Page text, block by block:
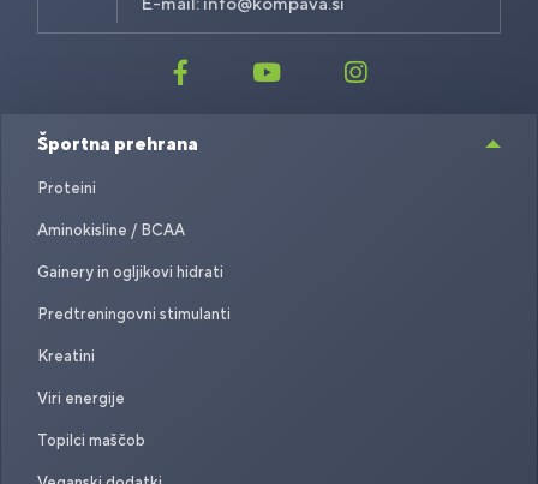
Športna prehrana
Proteini
Aminokisline / BCAA
Gainery in ogljikovi hidrati
Predtreningovni stimulanti
Kreatini
Viri energije
Topilci maščob